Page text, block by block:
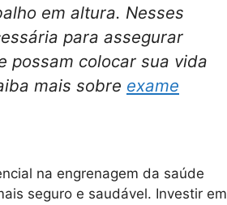
em altura. Nesses
para assegurar
possam colocar sua vida
mais sobre exame
na engrenagem da saúde
seguro e saudável. Investir em